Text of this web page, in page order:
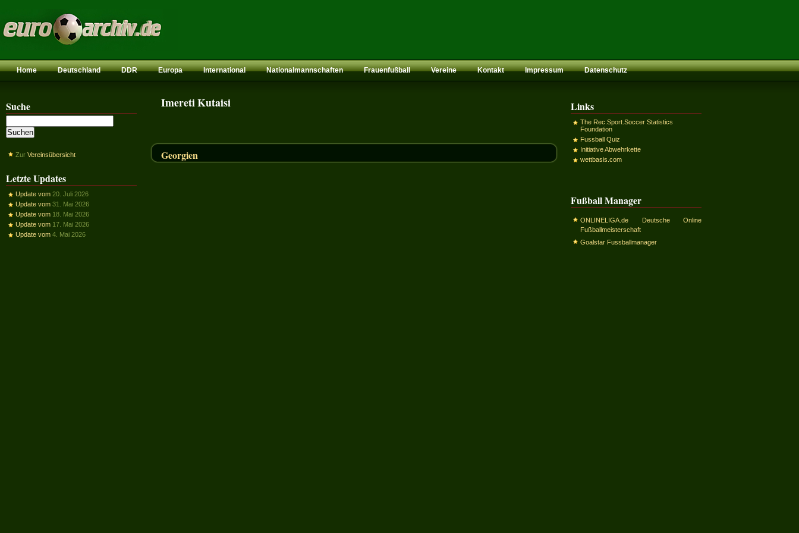
Home Deutschland DDR Europa International Nationalmannschaften Frauenfußball Vereine Kontakt Impressum Datenschutz
Suche
Zur Vereinsübersicht
Letzte Updates
Update vom 20. Juli 2026
Update vom 31. Mai 2026
Update vom 18. Mai 2026
Update vom 17. Mai 2026
Update vom 4. Mai 2026
Imereti Kutaisi
Georgien
Links
The Rec.Sport.Soccer Statistics
Foundation
Fussball Quiz
Initiative Abwehrkette
wettbasis.com
Fußball Manager
ONLINELIGA.de Deutsche Online
Fußballmeisterschaft
Goalstar Fussballmanager